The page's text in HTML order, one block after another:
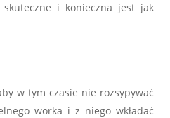
i konieczna jest jak
w tym czasie nie rozsypywać
worka i z niego wkładać